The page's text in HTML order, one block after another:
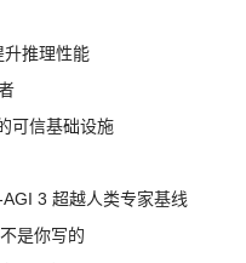
升推理性能
可信基础设施
3 超越人类专家基线
是你写的